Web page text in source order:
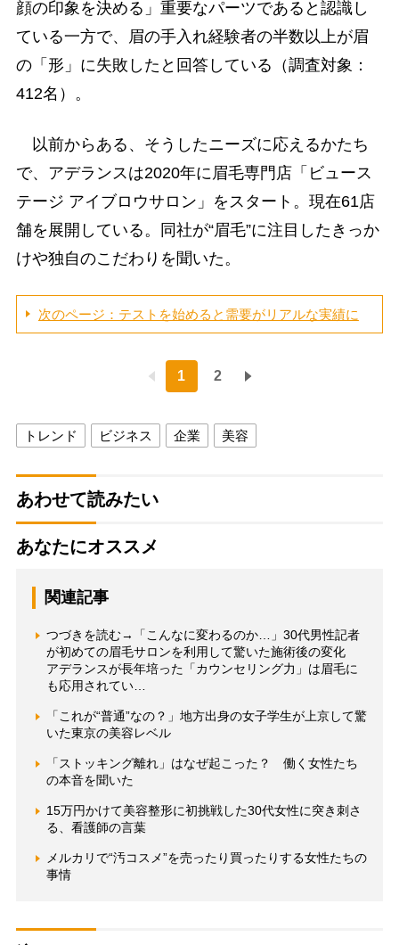
顔の印象を決める」重要なパーツであると認識し
ている一方で、眉の手入れ経験者の半数以上が眉
の「形」に失敗したと回答している（調査対象：
412名）。
以前からある、そうしたニーズに応えるかたち
で、アデランスは2020年に眉毛専門店「ビュース
テージ アイブロウサロン」をスタート。現在61店
舗を展開している。同社が“眉毛”に注目したきっか
けや独自のこだわりを聞いた。
次のページ：テストを始めると需要がリアルな実績に
1 2
トレンド ビジネス 企業 美容
あわせて読みたい
あなたにオススメ
関連記事
つづきを読む→「こんなに変わるのか…」30代男性記者
が初めての眉毛サロンを利用して驚いた施術後の変化
アデランスが長年培った「カウンセリング力」は眉毛に
も応用されてい…
「これが“普通”なの？」地方出身の女子学生が上京して驚
いた東京の美容レベル
「ストッキング離れ」はなぜ起こった？ 働く女性たち
の本音を聞いた
15万円かけて美容整形に初挑戦した30代女性に突き刺さ
る、看護師の言葉
メルカリで“汚コスメ”を売ったり買ったりする女性たちの
事情